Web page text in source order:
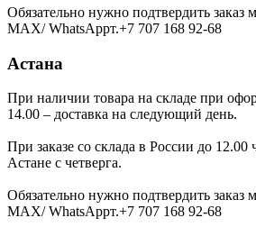
Обязательно нужно подтвердить заказ
МАХ/ WhatsAppт.+7 707 168 92-68
Астана
При наличии товара на складе при
14.00 – доставка на следующий день.
При заказе со склада в России до 12.00
Астане с четверга.
Обязательно нужно подтвердить заказ
МАХ/ WhatsAppт.+7 707 168 92-68